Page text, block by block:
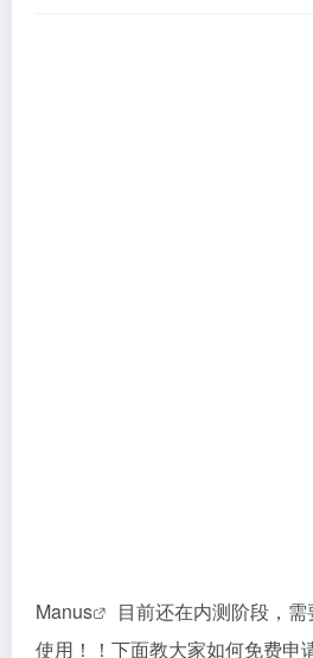
Manus
目前还在内测阶段，
使用！！下面教大家如何免费申